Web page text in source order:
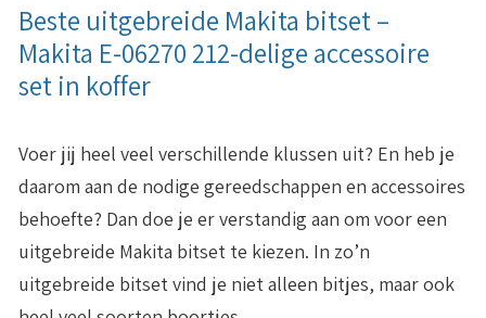
Beste uitgebreide Makita bitset –
Makita E-06270 212-delige accessoire
set in koffer
Voer jij heel veel verschillende klussen uit? En heb je
daarom aan de nodige gereedschappen en accessoires
behoefte? Dan doe je er verstandig aan om voor een
uitgebreide Makita bitset te kiezen. In zo’n
uitgebreide bitset vind je niet alleen bitjes, maar ook